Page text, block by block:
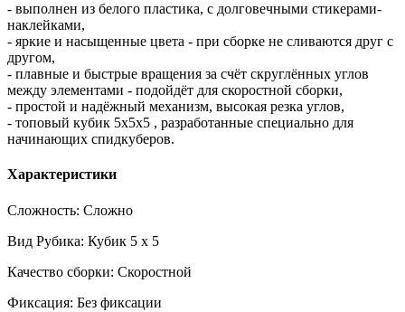
- выполнен из белого пластика, с долговечными стикерами-
наклейками,
- яркие и насыщенные цвета - при сборке не сливаются друг с
другом,
- плавные и быстрые вращения за счёт скруглённых углов
между элементами - подойдёт для скоростной сборки,
- простой и надёжный механизм, высокая резка углов,
- топовый кубик 5x5x5 , разработанные специально для
начинающих спидкуберов.
Характеристики
Сложность: Сложно
Вид Рубика: Кубик 5 x 5
Качество сборки: Скоростной
Фиксация: Без фиксации